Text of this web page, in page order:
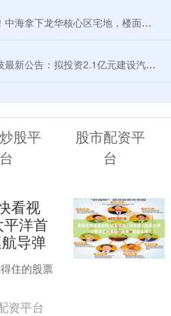
龙华核心区宅地，楼面价约3.9万元/㎡
资2.1亿元建设汽车轻量化铝材生产线技术改造项目
股平
台
股市配资平
台
看视
洋首
导弹
住的股票
资平台